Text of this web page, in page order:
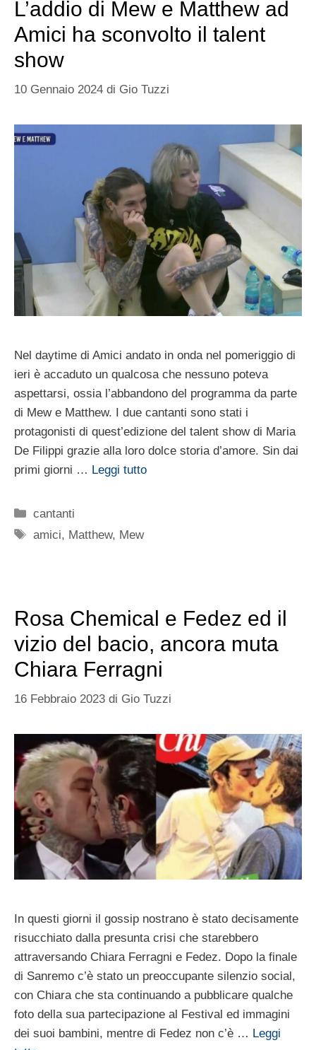
L’addio di Mew e Matthew ad
Amici ha sconvolto il talent
show
10 Gennaio 2024 di Gio Tuzzi
Nel daytime di Amici andato in onda nel pomeriggio di
ieri è accaduto un qualcosa che nessuno poteva
aspettarsi, ossia l’abbandono del programma da parte
di Mew e Matthew. I due cantanti sono stati i
protagonisti di quest’edizione del talent show di Maria
De Filippi grazie alla loro dolce storia d’amore. Sin dai
primi giorni … Leggi tutto
Categorie
cantanti
Tag
amici, Matthew, Mew
Rosa Chemical e Fedez ed il
vizio del bacio, ancora muta
Chiara Ferragni
16 Febbraio 2023 di Gio Tuzzi
In questi giorni il gossip nostrano è stato decisamente
risucchiato dalla presunta crisi che starebbero
attraversando Chiara Ferragni e Fedez. Dopo la finale
di Sanremo c’è stato un preoccupante silenzio social,
con Chiara che sta continuando a pubblicare qualche
foto della sua partecipazione al Festival ed immagini
dei suoi bambini, mentre di Fedez non c’è … Leggi